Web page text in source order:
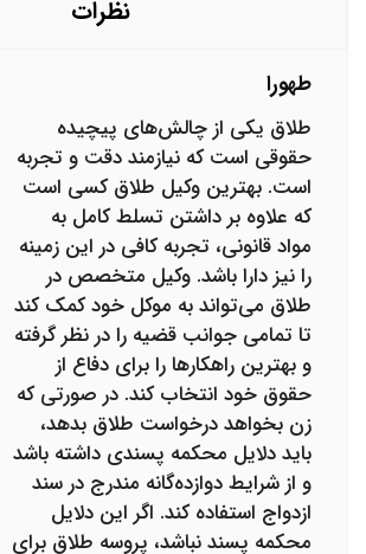
نظرات
طهورا
طلاق یکی از چالش‌های پیچیده
حقوقی است که نیازمند دقت و تجربه
است. بهترین وکیل طلاق کسی است
که علاوه بر داشتن تسلط کامل به
مواد قانونی، تجربه کافی در این زمینه
را نیز دارا باشد. وکیل متخصص در
طلاق می‌تواند به موکل خود کمک کند
تا تمامی جوانب قضیه را در نظر گرفته
و بهترین راهکارها را برای دفاع از
حقوق خود انتخاب کند. در صورتی که
زن بخواهد درخواست طلاق بدهد،
باید دلایل محکمه پسندی داشته باشد
و از شرایط دوازده‌گانه مندرج در سند
ازدواج استفاده کند. اگر این دلایل
محکمه پسند نباشد، پروسه طلاق برای